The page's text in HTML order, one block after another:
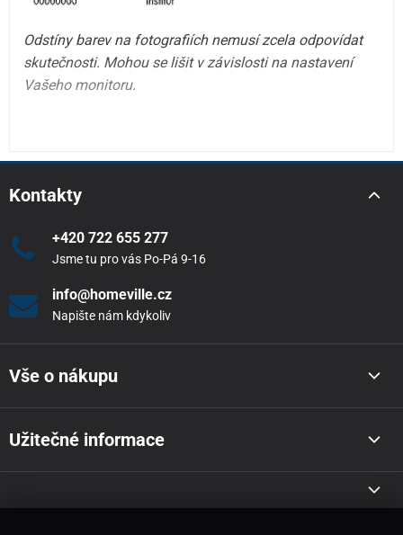
Odstíny barev na fotografiích nemusí zcela odpovídat
skutečnosti. Mohou se lišit v závislosti na nastavení
Vašeho monitoru.
Kontakty
+420 722 655 277
Jsme tu pro vás Po-Pá 9-16
info@homeville.cz
Napište nám kdykoliv
Vše o nákupu
Užitečné informace